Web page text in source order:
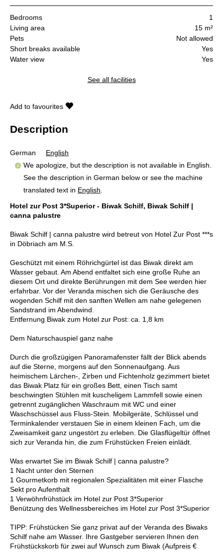
Bedrooms
1
Living area
15 m²
Pets
Not allowed
Short breaks available
Yes
Water view
Yes
See all facilities
Add to favourites
Description
German
English
We apologize, but the description is not available in English.
See the description in German below or see the machine
translated text in English
Hotel zur Post 3*Superior - Biwak Schilf, Biwak Schilf |
canna palustre
Biwak Schilf | canna palustre wird betreut von Hotel Zur Post ***s
in Döbriach am M.S.
Geschützt mit einem Röhrichgürtel ist das Biwak direkt am
Wasser gebaut. Am Abend entfaltet sich eine große Ruhe an
diesem Ort und direkte Berührungen mit dem See werden hier
erfahrbar. Vor der Veranda mischen sich die Geräusche des
wogenden Schilf mit den sanften Wellen am nahe gelegenen
Sandstrand im Abendwind.
Entfernung Biwak zum Hotel zur Post: ca. 1,8 km
Dem Naturschauspiel ganz nahe
Durch die großzügigen Panoramafenster fällt der Blick abends
auf die Sterne, morgens auf den Sonnenaufgang. Aus
heimischem Lärchen-, Zirben und Fichtenholz gezimmert bietet
das Biwak Platz für ein großes Bett, einen Tisch samt
beschwingten Stühlen mit kuscheligem Lammfell sowie einen
getrennt zugänglichen Waschraum mit WC und einer
Waschschüssel aus Fluss-Stein. Mobilgeräte, Schlüssel und
Terminkalender verstauen Sie in einem kleinen Fach, um die
Zweisamkeit ganz ungestört zu erleben. Die Glasflügeltür öffnet
sich zur Veranda hin, die zum Frühstücken Freien einlädt.
Was erwartet Sie im Biwak Schilf | canna palustre?
1 Nacht unter den Sternen
1 Gourmetkorb mit regionalen Spezialitäten mit einer Flasche
Sekt pro Aufenthalt
1 Verwöhnfrühstück im Hotel zur Post 3*Superior
Benützung des Wellnessbereiches im Hotel zur Post 3*Superior
TIPP: Frühstücken Sie ganz privat auf der Veranda des Biwaks
Schilf nahe am Wasser. Ihre Gastgeber servieren Ihnen den
Frühstückskorb für zwei auf Wunsch zum Biwak (Aufpreis €